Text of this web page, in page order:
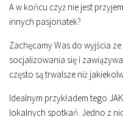
A w końcu czyż nie jest
innych pasjonatek?
Zachęcamy Was do wyjścia
socjalizowania się i
często są trwalsze niż
Idealnym przykładem tego
lokalnych spotkań. Jedno z